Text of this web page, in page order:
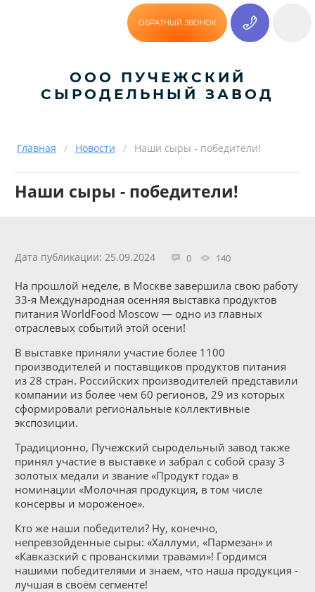
ОБРАТНЫЙ ЗВОНОК
ООО ПУЧЕЖСКИЙ
СЫРОДЕЛЬНЫЙ ЗАВОД
Главная / Новости / Наши сыры - победители!
Наши сыры - победители!
Дата публикации: 25.09.2024 0 140
На прошлой неделе, в Москве завершила свою работу
33-я Международная осенняя выставка продуктов
питания WorldFood Moscow — одно из главных
отраслевых событий этой осени!
В выставке приняли участие более 1100
производителей и поставщиков продуктов питания
из 28 стран. Российских производителей представили
компании из более чем 60 регионов, 29 из которых
сформировали региональные коллективные
экспозиции.
Традиционно, Пучежский сыродельный завод также
принял участие в выставке и забрал с собой сразу 3
золотых медали и звание «Продукт года» в
номинации «Молочная продукция, в том числе
консервы и мороженое».
Кто же наши победители? Ну, конечно,
непревзойденные сыры: «Халлуми, «Пармезан» и
«Кавказский с прованскими травами»! Гордимся
нашими победителями и знаем, что наша продукция -
лучшая в своём сегменте!